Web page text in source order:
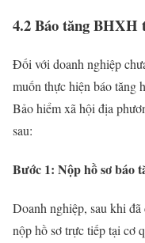
4.2 Báo tăng BHXH
Đối với doanh nghiệp
muốn thực hiện báo tăng
Bảo hiểm xã hội địa
sau:
Bước 1: Nộp hồ sơ báo
Doanh nghiệp, sau khi
nộp hồ sơ trực tiếp tại cơ